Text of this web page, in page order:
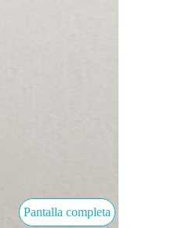
Pantalla completa